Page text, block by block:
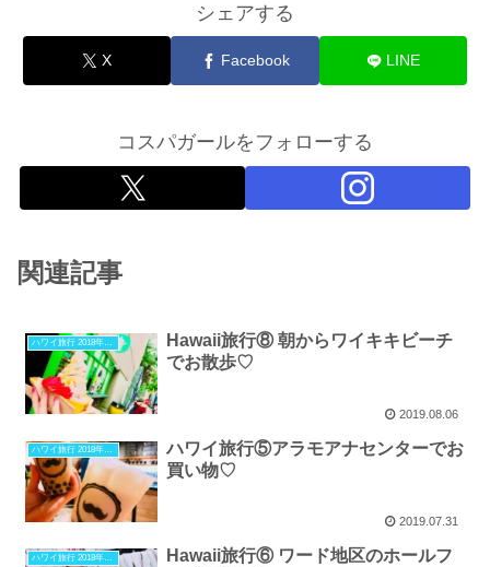
シェアする
X Facebook LINE
コスパガールをフォローする
関連記事
ハワイ旅行 2018年10月
Hawaii旅行⑧ 朝からワイキキビーチ
でお散歩♡
2019.08.06
ハワイ旅行 2018年10月
ハワイ旅行⑤アラモアナセンターでお
買い物♡
2019.07.31
ハワイ旅行 2018年10月
Hawaii旅行⑥ ワード地区のホールフ